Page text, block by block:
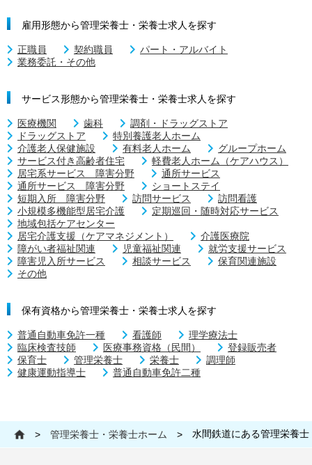
雇用形態から管理栄養士・栄養士求人を探す
正職員 契約職員
パート・アルバイト
業務委託・その他
サービス形態から管理栄養士・栄養士求人を探す
医療機関 歯科
調剤・ドラッグストア
ドラッグストア
特別養護老人ホーム
介護老人保健施設
有料老人ホーム
グループホーム
サービス付き高齢者住宅
軽費老人ホーム（ケアハウス）
居宅系サービス 障害分野
通所サービス
通所サービス 障害分野
ショートステイ
短期入所 障害分野
訪問サービス
訪問看護
小規模多機能型居宅介護
定期巡回・随時対応サービス
地域包括ケアセンター
居宅介護支援（ケアマネジメント）
介護医療院
障がい者福祉関連
児童福祉関連
就労支援サービス
障害児入所サービス
相談サービス
保育関連施設
その他
保有資格から管理栄養士・栄養士求人を探す
普通自動車免許一種 看護師
理学療法士
臨床検査技師
医療事務資格（民間）
登録販売者
保育士
管理栄養士 栄養士
調理師
健康運動指導士
普通自動車免許二種
> 管理栄養士・栄養士ホーム > 水間鉄道にある管理栄養